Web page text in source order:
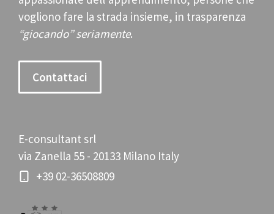
vogliono fare la strada insieme, in trasparenza
“giocando” seriamente.
Contattaci
E-consultant srl
via Zanella 55 - 20133 Milano Italy
+39 02-36508809